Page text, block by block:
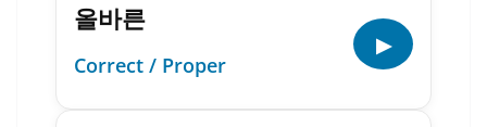
올바른
Correct / Proper
▶